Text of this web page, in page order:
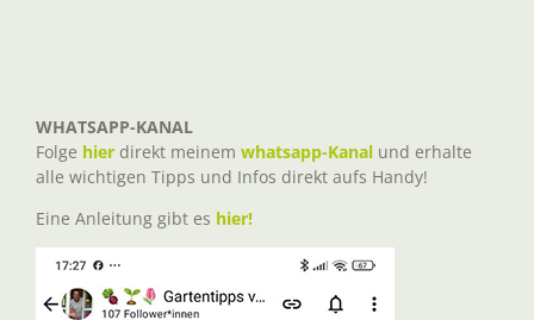
WHATSAPP-KANAL
Folge hier direkt meinem whatsapp-Kanal und erhalte
alle wichtigen Tipps und Infos direkt aufs Handy!
Eine Anleitung gibt es hier!